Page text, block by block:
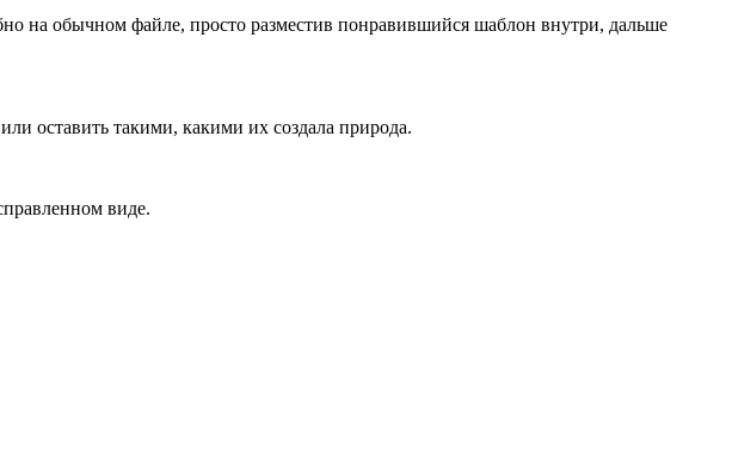
на обычном файле, просто разместив понравившийся шаблон внутри, дальше
оставить такими, какими их создала природа.
виде.